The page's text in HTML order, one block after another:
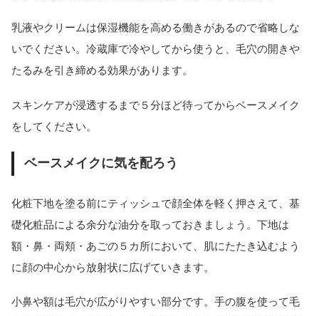
乳液やクリームは保湿機能を高める働きがあるので省略しな
いでください。冷蔵庫で冷やしてから使うと、毛穴の開きや
たるみを引き締める効果があります。
スキンケアが浸透するまで５分ほど待ってからベースメイク
をしてください。
ベースメイクに気を配ろう
化粧下地を塗る前にティッシュで顔全体を軽く押さえて、基
礎化粧品による余分な油分を取っておきましょう。下地は
額・鼻・両頬・あごの５カ所において、肌にたたき込むよう
に顔の中心から放射状に広げていきます。
小鼻や額は毛穴が広がりやすい部分です。手の腹を使って毛